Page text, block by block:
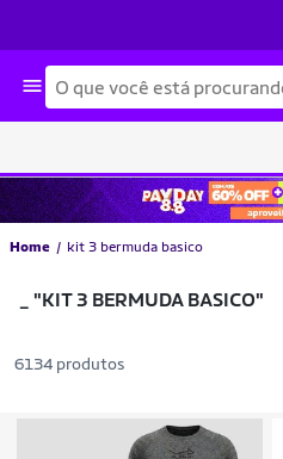
Busca
Home kit 3 bermuda basico
"KIT 3 BERMUDA BASICO"
6134 produtos